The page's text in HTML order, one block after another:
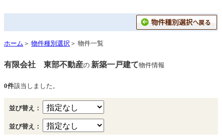
ホーム ＞ 物件種別選択 ＞ 物件一覧
有限会社 東部不動産の 新築一戸建て物件情報
0件該当しました。
並び替え：
並び替え：